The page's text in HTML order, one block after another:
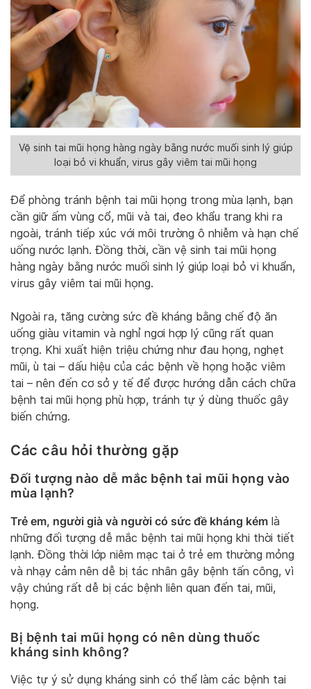
Vệ sinh tai mũi họng hàng ngày bằng nước muối sinh lý giúp
loại bỏ vi khuẩn, virus gây viêm tai mũi họng
Để phòng tránh bệnh tai mũi họng trong mùa lạnh, bạn
cần giữ ấm vùng cổ, mũi và tai, đeo khẩu trang khi ra
ngoài, tránh tiếp xúc với môi trường ô nhiễm và hạn chế
uống nước lạnh. Đồng thời, cần vệ sinh tai mũi họng
hàng ngày bằng nước muối sinh lý giúp loại bỏ vi khuẩn,
virus gây viêm tai mũi họng.
Ngoài ra, tăng cường sức đề kháng bằng chế độ ăn
uống giàu vitamin và nghỉ ngơi hợp lý cũng rất quan
trọng. Khi xuất hiện triệu chứng như đau họng, nghẹt
mũi, ù tai – dấu hiệu của các bệnh về họng hoặc viêm
tai – nên đến cơ sở y tế để được hướng dẫn cách chữa
bệnh tai mũi họng phù hợp, tránh tự ý dùng thuốc gây
biến chứng.
Các câu hỏi thường gặp
Đối tượng nào dễ mắc bệnh tai mũi họng vào
mùa lạnh?
Trẻ em, người già và người có sức đề kháng kém là
những đối tượng dễ mắc bệnh tai mũi họng khi thời tiết
lạnh. Đồng thời lớp niêm mạc tai ở trẻ em thường mỏng
và nhạy cảm nên dễ bị tác nhân gây bệnh tấn công, vì
vậy chúng rất dễ bị các bệnh liên quan đến tai, mũi,
họng.
Bị bệnh tai mũi họng có nên dùng thuốc
kháng sinh không?
Việc tự ý sử dụng kháng sinh có thể làm các bệnh tai